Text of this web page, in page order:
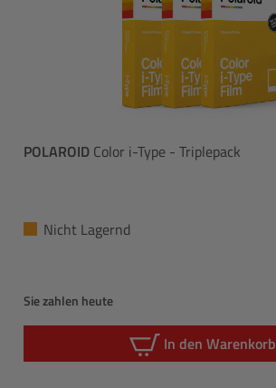
POLAROID Color i-Type - Triplepack
Nicht Lagernd
Sie zahlen heute
In den Warenkorb